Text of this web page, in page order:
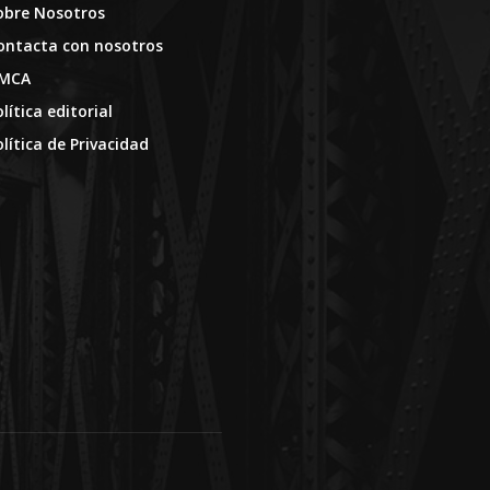
Nosotros
con nosotros
editorial
de Privacidad